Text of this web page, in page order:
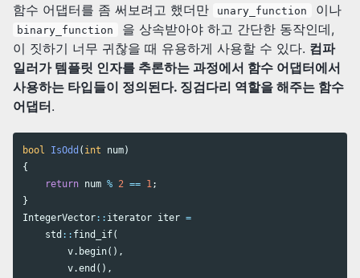
함수 어댑터를 좀 써보려고 했더만 unary_function 이나
binary_function
을 상속받아야 하고 간단한 동작인데,
이 짓하기 너무 귀찮을 때 유용하게 사용할 수 있다. 컴파
일러가 템플릿 인자를 추론하는 과정에서 함수 어댑터에서
사용하는 타입들이 정의된다. 징검다리 역할을 해주는 함수
어댑터.
bool IsOdd ( int num)
{
return num % 2 == 1 ;
}
IntegerVector:: iterator iter =
std :: find_if(
v. begin(),
v.end (),